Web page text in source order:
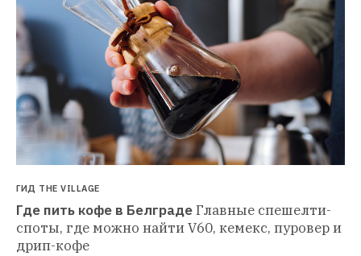
ГИД THE VILLAGE
Где пить кофе в БелградеГлавные спешелти-
споты, где можно найти V60, кемекс, пуровер и
дрип-кофе